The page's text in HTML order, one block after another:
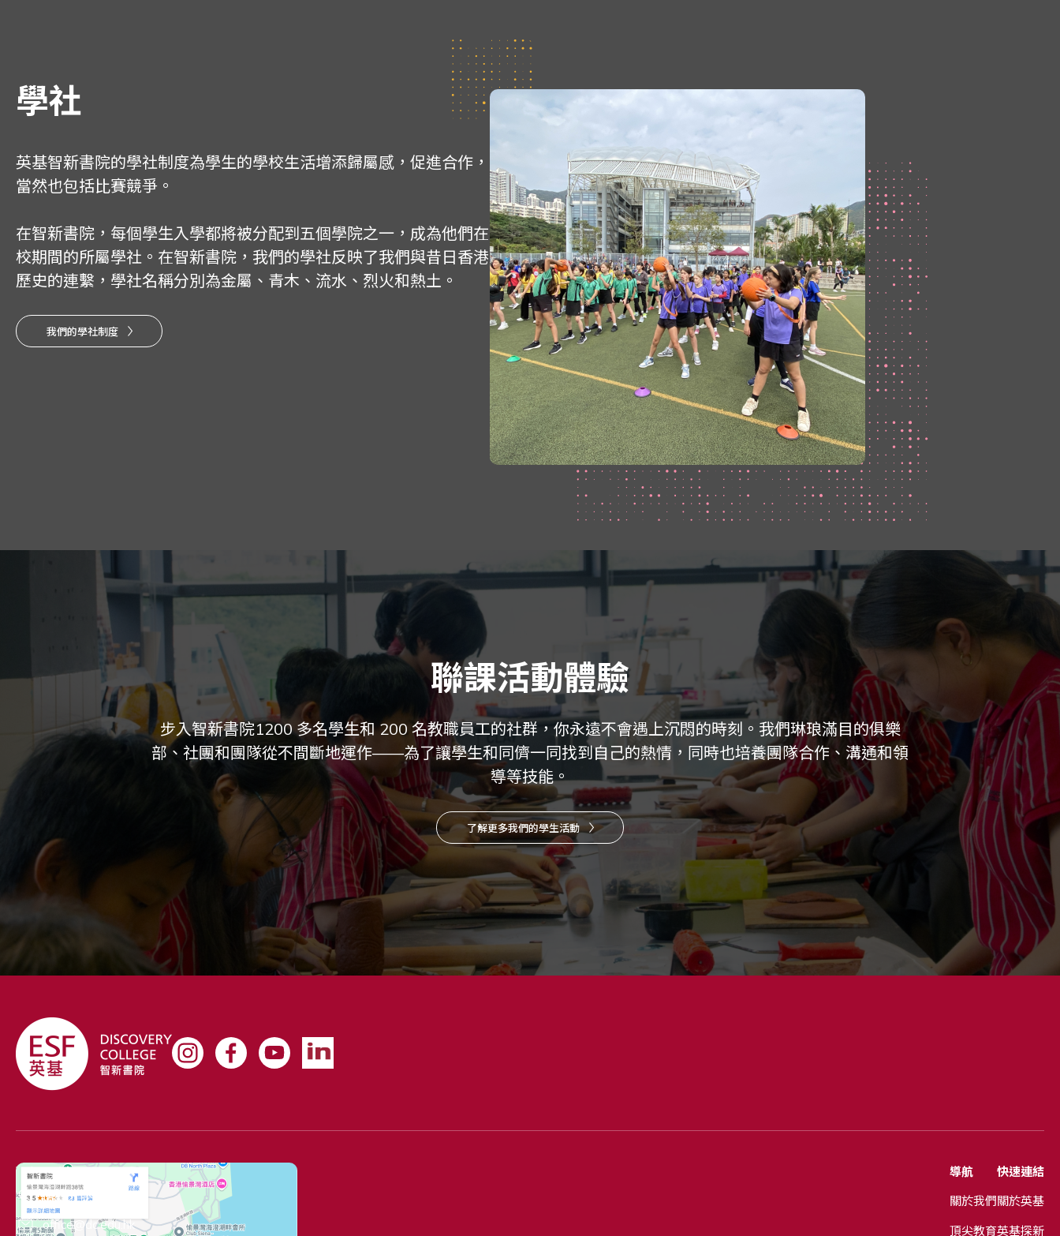
學社
英基智新書院的學社制度為學生的學校生活增添歸屬感，促進合作，
當然也包括比賽競爭。
在智新書院，每個學生入學都將被分配到五個學院之一，成為他們在
校期間的所屬學社。在智新書院，我們的學社反映了我們與昔日香港
歷史的連繫，學社名稱分別為金屬、青木、流水、烈火和熱土。
我們的學社制度
聯課活動體驗
步入智新書院1200 多名學生和 200 名教職員工的社群，你永遠不會遇上沉悶的時刻。我們琳琅滿目的俱樂
部、社團和團隊從不間斷地運作——為了讓學生和同儕一同找到自己的熱情，同時也培養團隊合作、溝通和領
導等技能。
了解更多我們的學生活動
聯絡資料
(+852) 3969 1000
office@dc.edu.hk
導航
關於我們
頂尖教育
快速連結
關於英基
英基探新